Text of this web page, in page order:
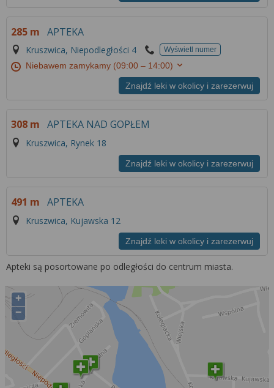
285 m APTEKA
Kruszwica, Niepodległości 4 Wyświetl numer
Niebawem zamykamy (09:00 – 14:00)
Znajdź leki w okolicy i zarezerwuj
308 m APTEKA NAD GOPŁEM
Kruszwica, Rynek 18
Znajdź leki w okolicy i zarezerwuj
491 m APTEKA
Kruszwica, Kujawska 12
Znajdź leki w okolicy i zarezerwuj
Apteki są posortowane po odległości do centrum miasta.
+
−
Więcej informacji na temat wykorzystywania
znajdziesz wRegulaminie Serwisu